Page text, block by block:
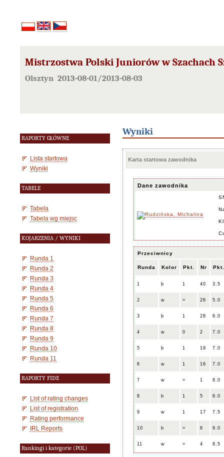
Mistrzostwa Polski Juniorów w Szachach
Olsztyn 2013-08-01/2013-08-03
RAPORTY GŁÓWNE
Lista startowa
Wyniki
TABELE
Tabela
Tabela wg miejsc
KOJARZENIA / WYNIKI
Runda 1
Runda 2
Runda 3
Runda 4
Runda 5
Runda 6
Runda 7
Runda 8
Runda 9
Runda 10
Runda 11
RAPORTY FIDE
List of rating changes
List of registration
Rating performance
IRL Reports
Rankingi i kategorie (POL)
Wyniki
Karta startowa zawodnika
Dane zawodnika
Przeciwnicy
Runda Kolor Pkt. Nr Pkt.
1 b 1 40 3.5
2 w = 26 5.0
3 b 1 28 6.0
4 w 0 2 7.0
5 b 1 19 7.0
6 w 1 16 7.0
7 w = 1 8.0
8 b 1 5 6.0
9 w 1 17 7.5
10 b = 6 9.0
11 w = 4 8.5